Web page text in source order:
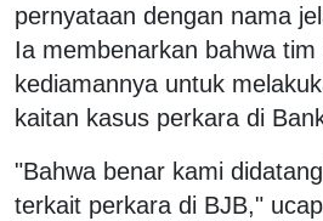
pernyataan dengan nama
Ia membenarkan bahwa
kediamannya untuk
kaitan kasus perkara di
"Bahwa benar kami
terkait perkara di BJB,"